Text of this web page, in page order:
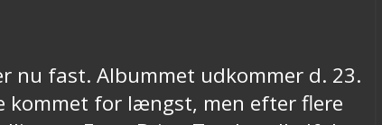
nu fast. Albummet udkommer d. 23.
kommet for længst, men efter flere